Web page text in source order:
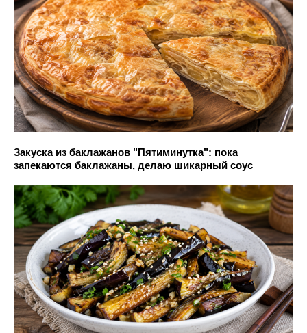
Закуска из баклажанов "Пятиминутка": пока
запекаются баклажаны, делаю шикарный соус